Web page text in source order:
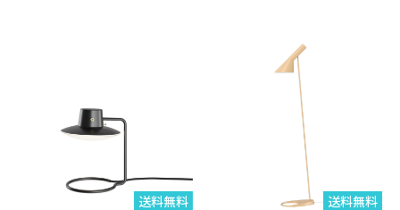
送料無料
予約品
送料無料